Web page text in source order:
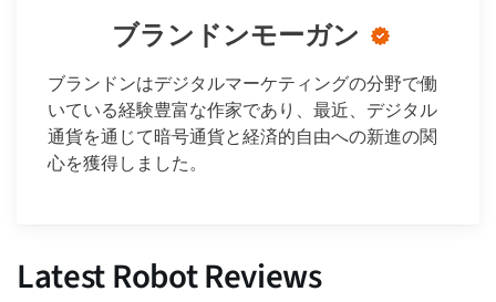
ブランドンモーガン
ブランドンはデジタルマーケティングの分野で働
いている経験豊富な作家であり、最近、デジタル
通貨を通じて暗号通貨と経済的自由への新進の関
心を獲得しました。
Latest Robot Reviews